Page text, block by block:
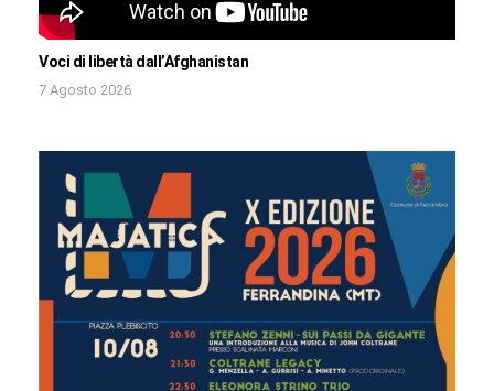
Voci di libertà dall’Afghanistan
7 Agosto 2026